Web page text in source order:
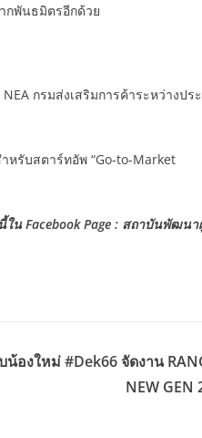
กพันธมิตรอีกด้วย
รมส่งเสริมการค้าระหว่างประ
บสตาร์ทอัพ “Go-to-Market
ใน Facebook Page : สถาบันพัฒนา
องใหม่ #Dek66 จัดงาน
NEW GEN